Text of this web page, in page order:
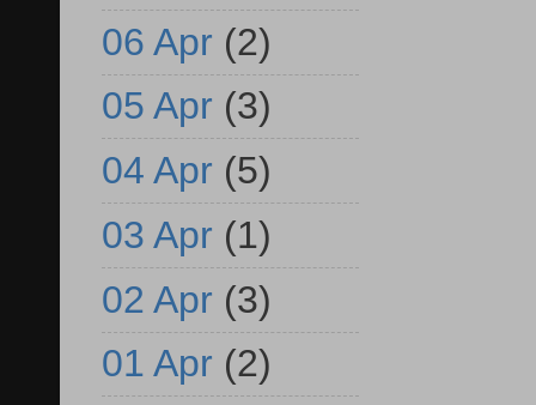
06 Apr (2)
05 Apr (3)
04 Apr (5)
03 Apr (1)
02 Apr (3)
01 Apr (2)